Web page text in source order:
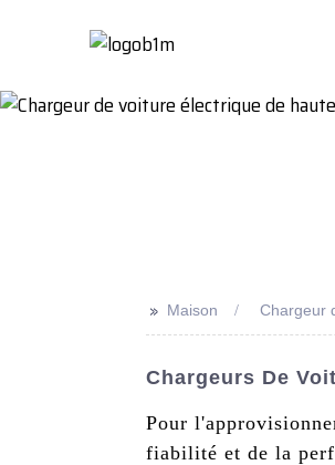
>> Maison Chargeur
Chargeurs De
Pour
fiabilité et de la